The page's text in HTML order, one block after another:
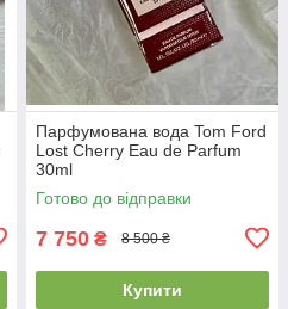
Парфумована вода Tom Ford
Lost Cherry Eau de Parfum
30ml
Готово до відправки
7 750 ₴ 8 500 ₴
Купити